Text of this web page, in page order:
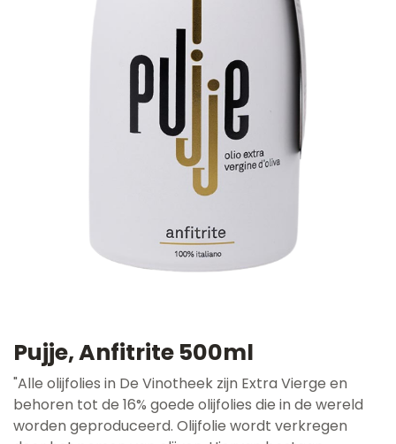
Pujje, Anfitrite 500ml
"Alle olijfolies in De Vinotheek zijn Extra Vierge en
behoren tot de 16% goede olijfolies die in de wereld
worden geproduceerd. Olijfolie wordt verkregen